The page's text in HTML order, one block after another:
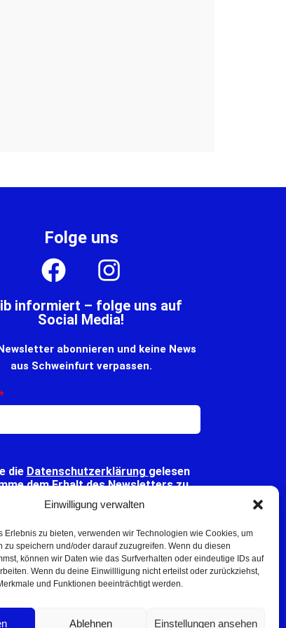
Einwilligung verwalten
Erlebnis zu bieten, verwenden wir Technologien wie Cookies, um
zu speichern und/oder darauf zuzugreifen. Wenn du diesen
können wir Daten wie das Surfverhalten oder eindeutige IDs auf
Wenn du deine Einwillligung nicht erteilst oder zurückziehst,
und Funktionen beeinträchtigt werden.
Ablehnen Einstellungen ansehen
Folge uns
informiert – folge uns auf
Social Media!
abonnieren und keine News
aus Schweinfurt verpassen.
die Datenschutzerklärung gelesen
dem Erhalt des Newsletters zu.
um Marketing-Cookies zu akzeptieren
und diesen Inhalt zu aktivieren